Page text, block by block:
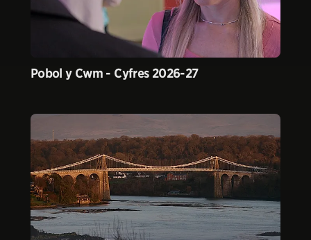
Pobol y Cwm - Cyfres 2026-27